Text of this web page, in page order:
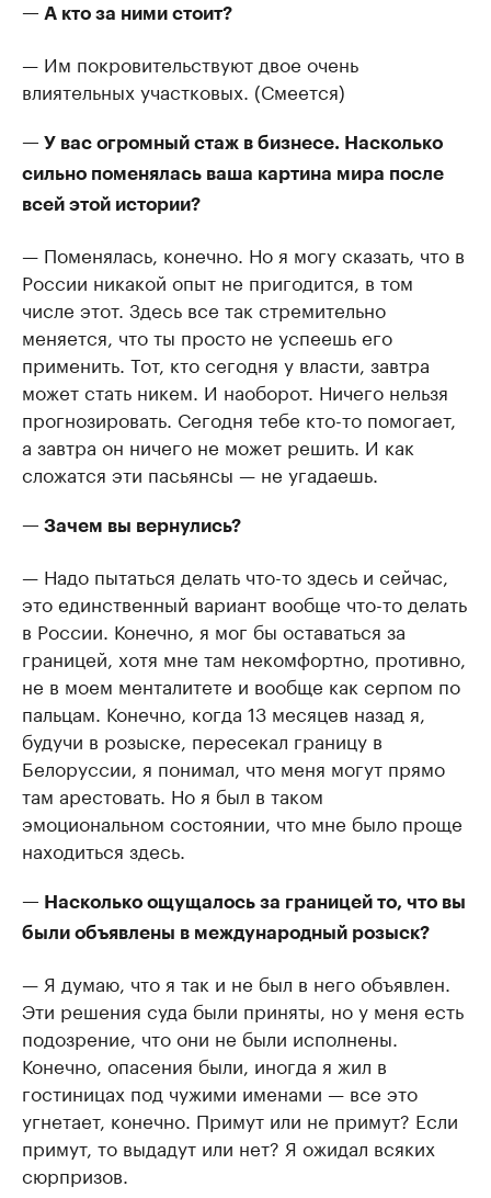
— А кто за ними стоит?
— Им покровительствуют двое очень
влиятельных участковых. (Смеется)
— У вас огромный стаж в бизнесе. Насколько
сильно поменялась ваша картина мира после
всей этой истории?
— Поменялась, конечно. Но я могу сказать, что в
России никакой опыт не пригодится, в том
числе этот. Здесь все так стремительно
меняется, что ты просто не успеешь его
применить. Тот, кто сегодня у власти, завтра
может стать никем. И наоборот. Ничего нельзя
прогнозировать. Сегодня тебе кто-то помогает,
а завтра он ничего не может решить. И как
сложатся эти пасьянсы — не угадаешь.
— Зачем вы вернулись?
— Надо пытаться делать что-то здесь и сейчас,
это единственный вариант вообще что-то делать
в России. Конечно, я мог бы оставаться за
границей, хотя мне там некомфортно, противно,
не в моем менталитете и вообще как серпом по
пальцам. Конечно, когда 13 месяцев назад я,
будучи в розыске, пересекал границу в
Белоруссии, я понимал, что меня могут прямо
там арестовать. Но я был в таком
эмоциональном состоянии, что мне было проще
находиться здесь.
— Насколько ощущалось за границей то, что вы
были объявлены в международный розыск?
— Я думаю, что я так и не был в него объявлен.
Эти решения суда были приняты, но у меня есть
подозрение, что они не были исполнены.
Конечно, опасения были, иногда я жил в
гостиницах под чужими именами — все это
угнетает, конечно. Примут или не примут? Если
примут, то выдадут или нет? Я ожидал всяких
сюрпризов.